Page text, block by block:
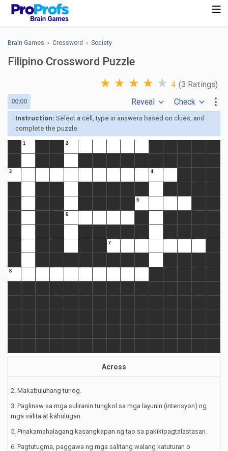
Brain Games › Crossword › Society
Filipino Crossword Puzzle
★ ★ ★ ★ ★ 4 (3 Ratings)
00:00 Reveal Check
Instruction: Select a cell, type in answers based on clues, and
complete the puzzle.
Across
2. Makabuluhang tunog.
3. Paglinaw sa mga suliranin tungkol sa mga layunin (intensyon) ng
mga salita at kahulugan.
5. Pinakamahalagang kasangkapan ng tao sa pakikipagtalastasan.
6. Pagtutugma, paggawa ng mga salitang walang katuturan o